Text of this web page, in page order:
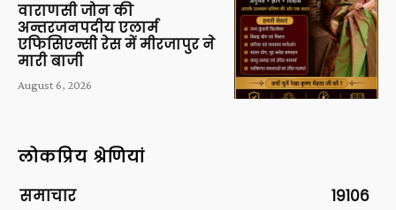
वाराणसी जोन की
अन्तरजनपदीय एलार्म
एफिसिएन्सी रेस में मीरजापुर ने
मारी बाजी
August 6, 2026
लोकप्रिय श्रेणियां
समाचार
19106